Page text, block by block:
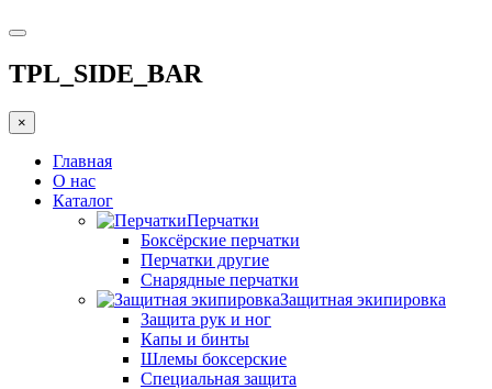
TPL_SIDE_BAR
×
Главная
О нас
Каталог
Перчатки
Боксёрские перчатки
Перчатки другие
Снарядные перчатки
Защитная экипировка
Защита рук и ног
Капы и бинты
Шлемы боксерские
Специальная защита